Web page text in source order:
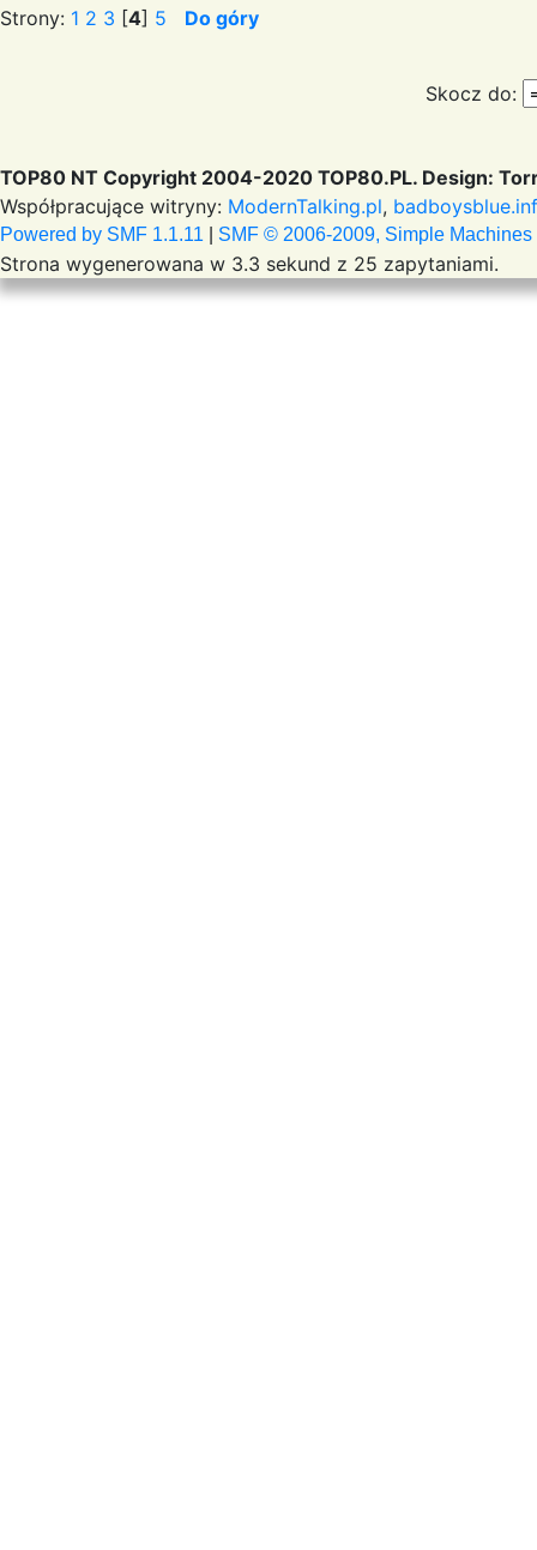
Strony: 1 2 3 [4] 5 Do góry
Skocz do:
TOP80 NT Copyright 2004-2020 TOP80.PL. Design:
Współpracujące witryny: ModernTalking.pl,
Powered by SMF 1.1.11 SMF © 2006-2009, Simple Machines
Strona wygenerowana w 3.3 sekund z 25 zapytaniami.